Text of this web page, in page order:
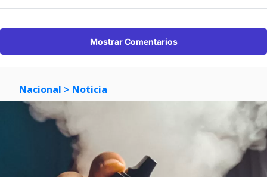
Mostrar Comentarios
Nacional > Noticia